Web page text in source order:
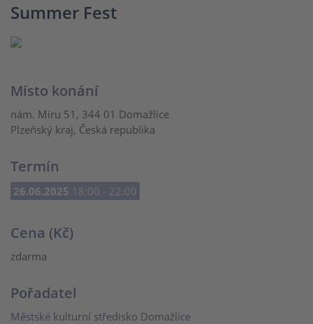
Summer Fest
Místo konání
nám. Míru 51, 344 01 Domažlice
Plzeňský kraj, Česká republika
Termín
26.06.2025 18:00 - 22:00
Cena (Kč)
zdarma
Pořadatel
Městské kulturní středisko Domažlice